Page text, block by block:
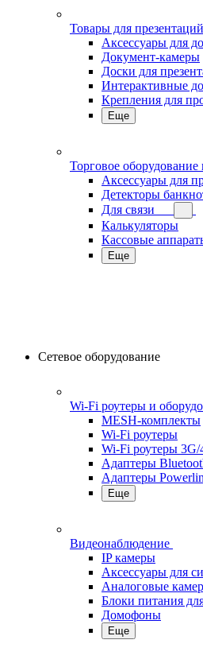
Товары для
Аксессуары для
Документ-камеры
Доски для
Интерактивные
Крепления для
Еще
Торговое оборудование
Аксессуары для
Детекторы
Для связи
Калькуляторы
Кассовые
Еще
Сетевое оборудование
Wi-Fi роутеры и
MESH-комплекты
Wi-Fi роутеры
Wi-Fi роутеры 3G/
Адаптеры
Адаптеры
Еще
Видеонаблюдение
IP камеры
Аксессуары для
Аналоговые
Блоки питания
Домофоны
Еще